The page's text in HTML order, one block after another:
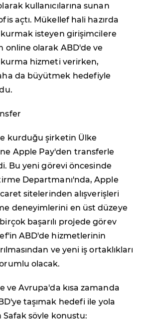
kullanıcılarına sunan
açtı. Mükellef hali hazırda
kurmak isteyen girişimcilere
online olarak ABD'de ve
hizmeti verirken,
da büyütmek hedefiyle
kurduğu şirketin Ülke
Apple Pay'den transferle
Bu yeni görevi öncesinde
Departmanı'nda, Apple
sitelerinden alışverişleri
deneyimlerini en üst düzeye
başarılı projede görev
ABD'de hizmetlerinin
ve yeni iş ortaklıkları
olacak.
ve Avrupa'da kısa zamanda
taşımak hedefi ile yola
Şafak şöyle konuştu: